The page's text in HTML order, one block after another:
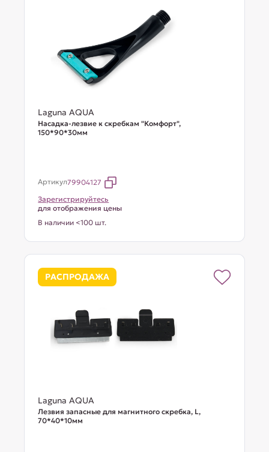
Laguna AQUA
Насадка-лезвие к скребкам "Комфорт",
150*90*30мм
Артикул79904127
Зарегистрируйтесь
для отображения цены
В наличии <100 шт.
РАСПРОДАЖА
Laguna AQUA
Лезвия запасные для магнитного скребка, L,
70*40*10мм